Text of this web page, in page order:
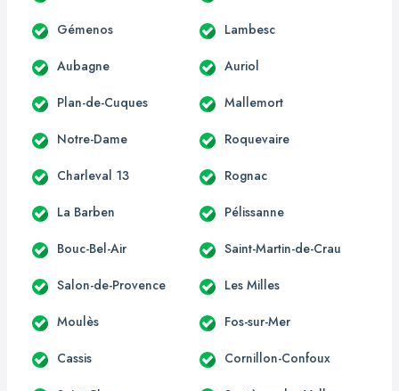
Gémenos Lambesc
Aubagne Auriol
Plan-de-Cuques Mallemort
Notre-Dame Roquevaire
Charleval 13 Rognac
La Barben Pélissanne
Bouc-Bel-Air Saint-Martin-de-Crau
Salon-de-Provence Les Milles
Moulès Fos-sur-Mer
Cassis Cornillon-Confoux